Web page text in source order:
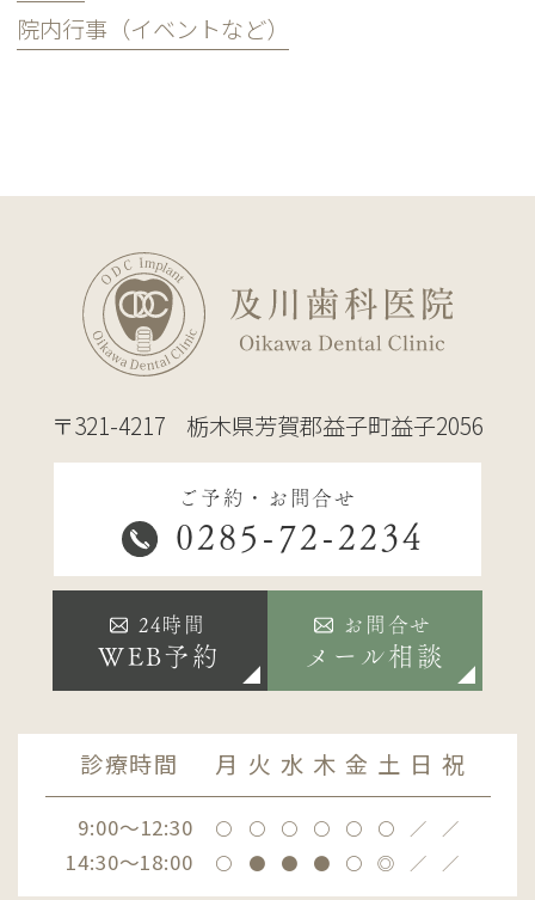
院内行事（イベントなど）
〒321-4217 栃木県芳賀郡益子町益子2056
ご予約・お問合せ
0285-72-2234
24時間
WEB予約
お問合せ
メール相談
診療時間 月 火 水 木 金 土 日 祝
9:00～12:30 〇 〇 〇 〇 〇 〇 ／ ／
14:30～18:00 〇 ● ● ● 〇 ◎ ／ ／